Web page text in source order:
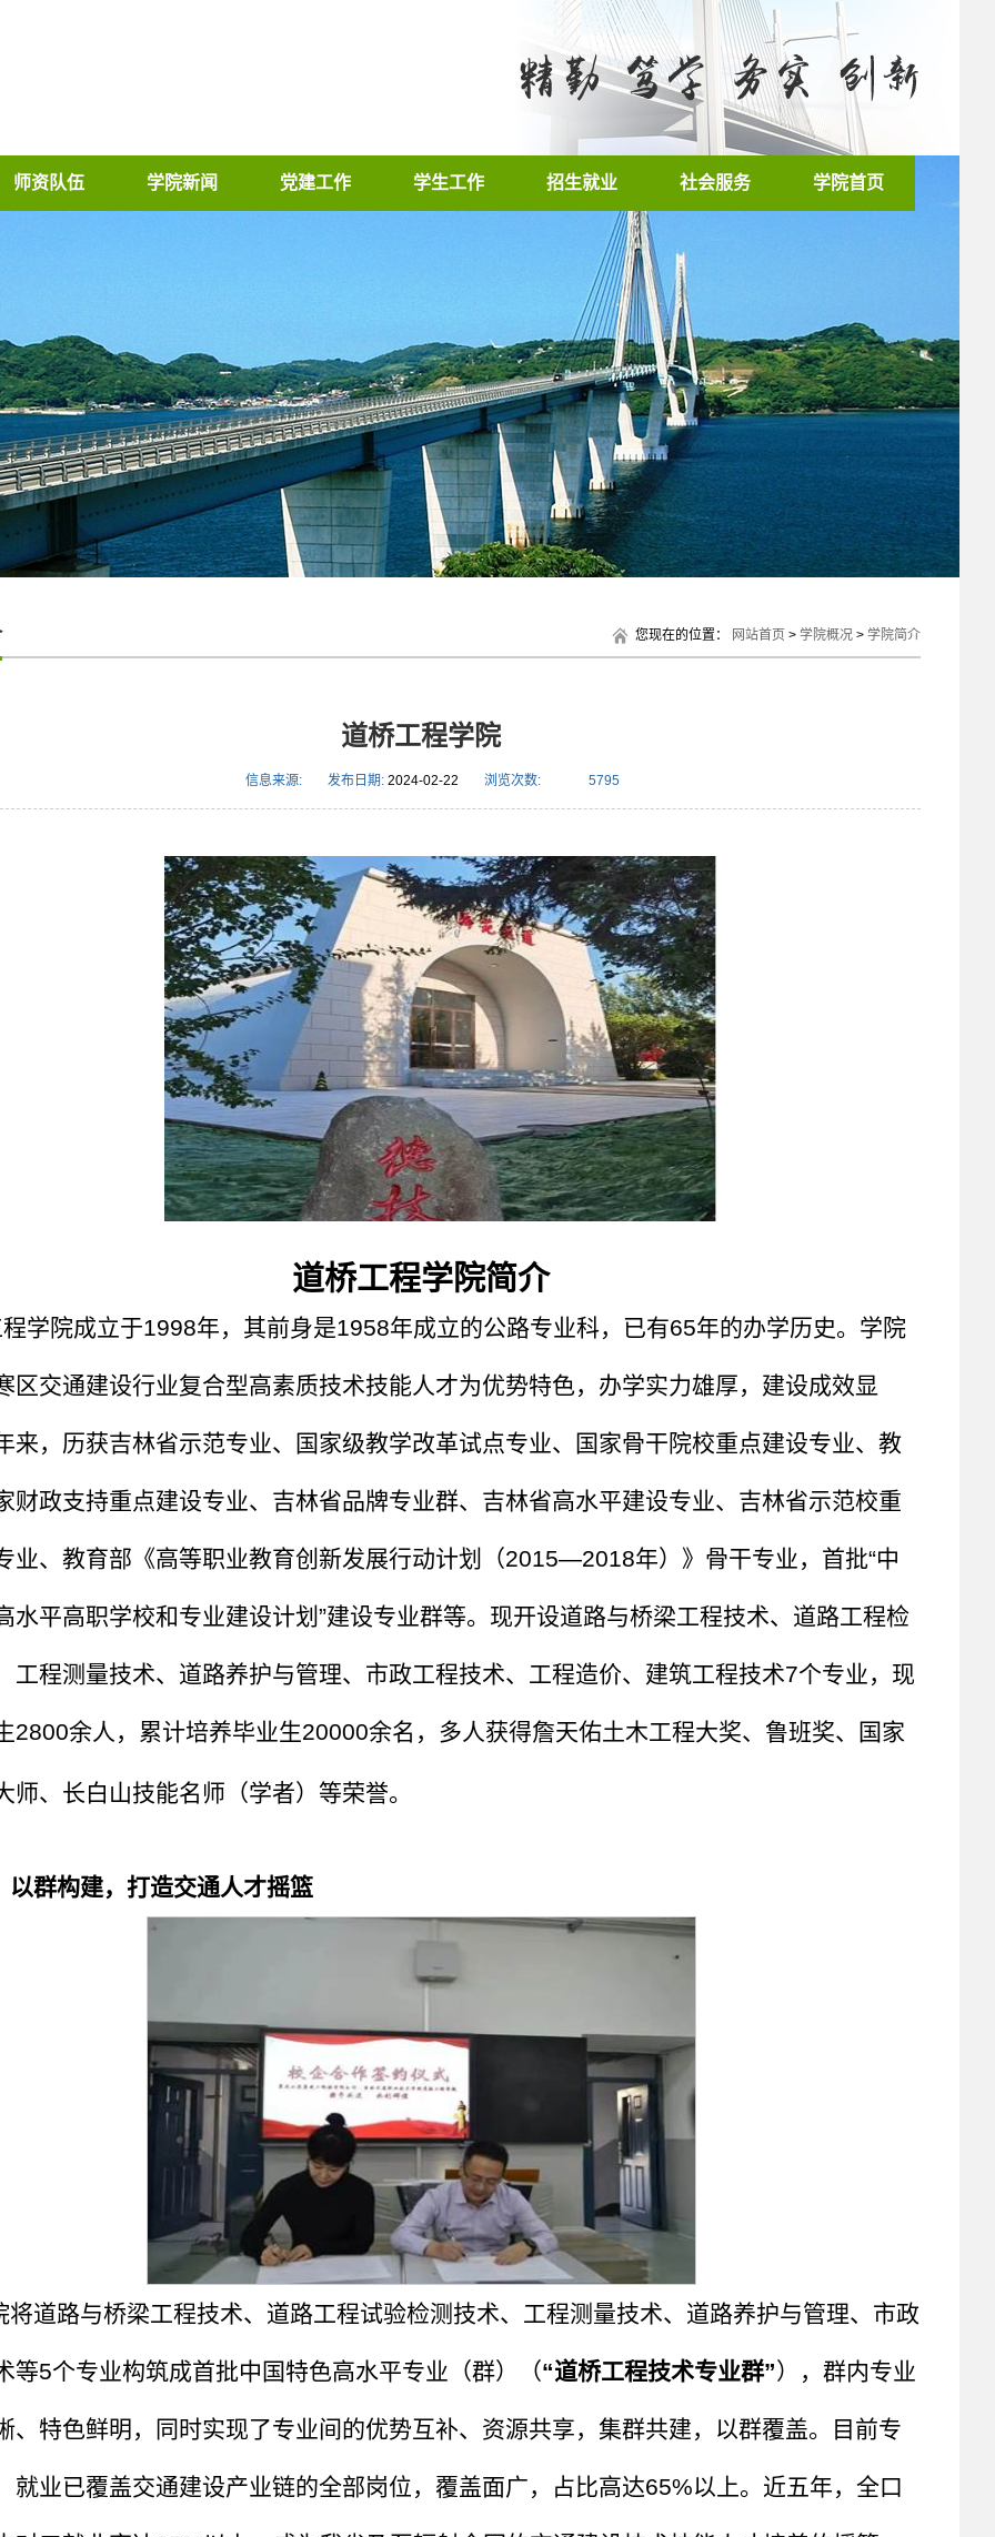
师资队伍 学院新闻 党建工作 学生工作 招生就业 社会服务 学院首页
您现在的位置： 网站首页 > 学院概况 > 学院简介
道桥工程学院
信息来源: 发布日期: 2024-02-22 浏览次数: 5795
道桥工程学院简介
学院成立于1998年，其前身是1958年成立的公路专业科，已有65年的办学历史。学院
区交通建设行业复合型高素质技术技能人才为优势特色，办学实力雄厚，建设成效显
来，历获吉林省示范专业、国家级教学改革试点专业、国家骨干院校重点建设专业、教
财政支持重点建设专业、吉林省品牌专业群、吉林省高水平建设专业、吉林省示范校重
业、教育部《高等职业教育创新发展行动计划（2015—2018年）》骨干专业，首批“中
水平高职学校和专业建设计划”建设专业群等。现开设道路与桥梁工程技术、道路工程检
工程测量技术、道路养护与管理、市政工程技术、工程造价、建筑工程技术7个专业，现
2800余人，累计培养毕业生20000余名，多人获得詹天佑土木工程大奖、鲁班奖、国家
师、长白山技能名师（学者）等荣誉。
以群构建，打造交通人才摇篮
将道路与桥梁工程技术、道路工程试验检测技术、工程测量技术、道路养护与管理、市政
等5个专业构筑成首批中国特色高水平专业（群）（“道桥工程技术专业群”），群内专业
、特色鲜明，同时实现了专业间的优势互补、资源共享，集群共建，以群覆盖。目前专
就业已覆盖交通建设产业链的全部岗位，覆盖面广，占比高达65%以上。近五年，全口